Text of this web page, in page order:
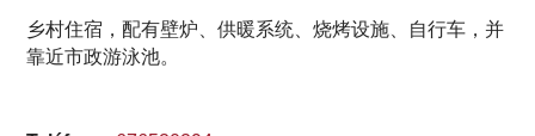
乡村住宿，配有壁炉、供暖系统、烧烤设施、自行车，并
靠近市政游泳池。